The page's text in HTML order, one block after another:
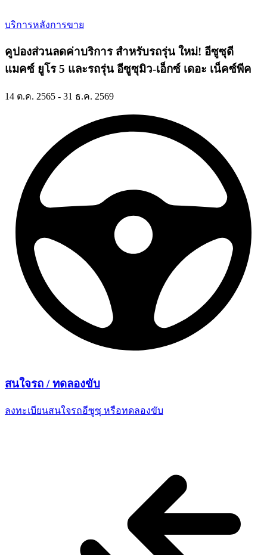
บริการหลังการขาย
คูปองส่วนลดค่าบริการ สำหรับรถรุ่น ใหม่! อีซูซุดี
แมคซ์ ยูโร 5 และรถรุ่น อีซูซุมิว-เอ็กซ์ เดอะ เน็คซ์พีค
14 ต.ค. 2565 - 31 ธ.ค. 2569
สนใจรถ /ทดลองขับ
ลงทะเบียนสนใจรถอีซูซุ หรือทดลองขับ